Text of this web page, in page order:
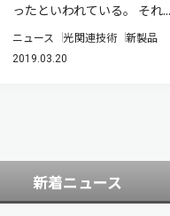
ったといわれている。 それ...
ニュース 光関連技術 新製品
2019.03.20
新着ニュース